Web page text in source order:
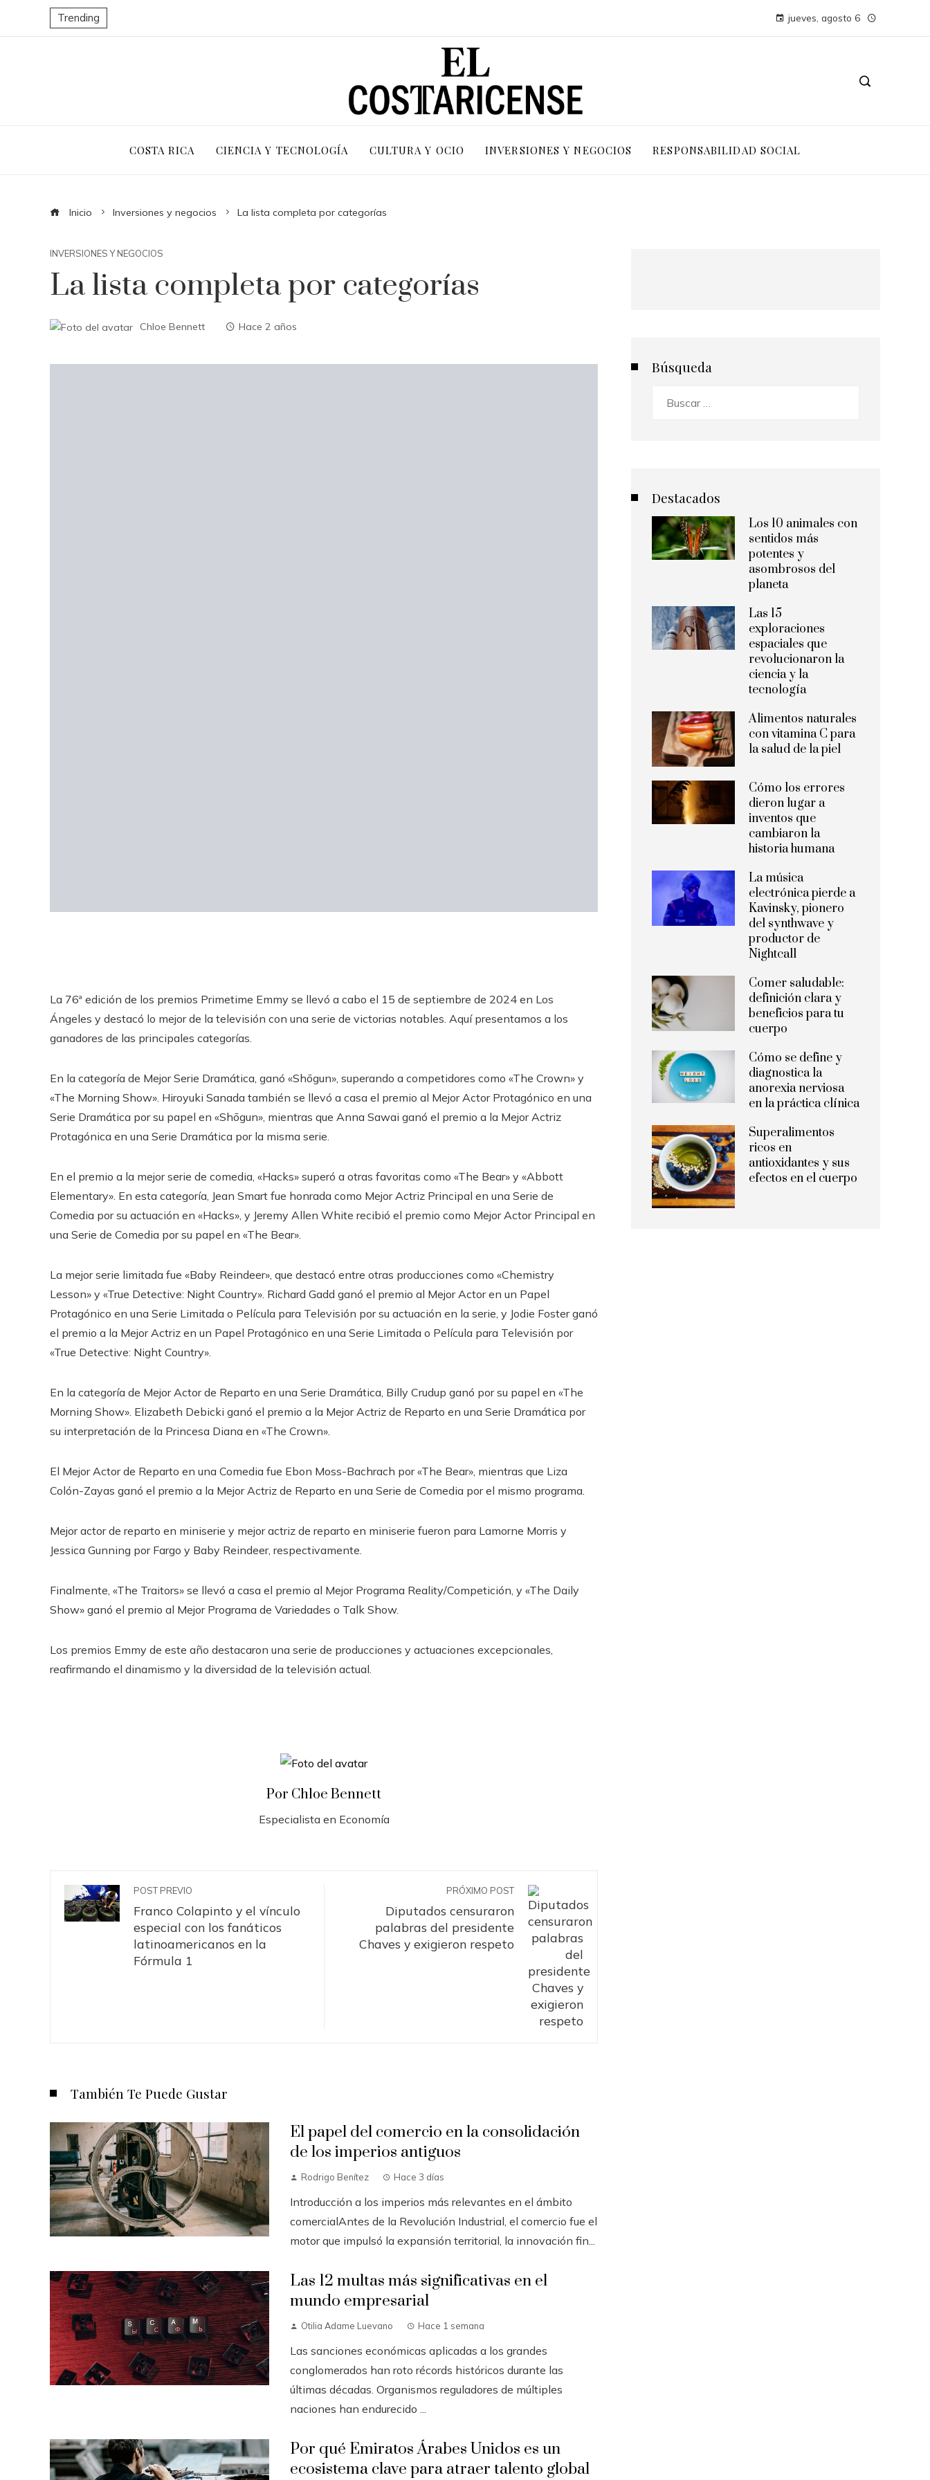
Trending jueves, agosto 6
COSTA RICA CIENCIA Y TECNOLOGÍA CULTURA Y OCIO INVERSIONES Y NEGOCIOS RESPONSABILIDAD SOCIAL
Inicio Inversiones y negocios La lista completa por categorías
INVERSIONES Y NEGOCIOS
La lista completa por categorías
Chloe Bennett Hace 2 años
La 76ª edición de los premios Primetime Emmy se llevó a cabo el 15 de septiembre de 2024 en Los
Ángeles y destacó lo mejor de la televisión con una serie de victorias notables. Aquí presentamos a los
ganadores de las principales categorías.
En la categoría de Mejor Serie Dramática, ganó «Shōgun», superando a competidores como «The Crown» y
«The Morning Show». Hiroyuki Sanada también se llevó a casa el premio al Mejor Actor Protagónico en una
Serie Dramática por su papel en «Shōgun», mientras que Anna Sawai ganó el premio a la Mejor Actriz
Protagónica en una Serie Dramática por la misma serie.
En el premio a la mejor serie de comedia, «Hacks» superó a otras favoritas como «The Bear» y «Abbott
Elementary». En esta categoría, Jean Smart fue honrada como Mejor Actriz Principal en una Serie de
Comedia por su actuación en «Hacks», y Jeremy Allen White recibió el premio como Mejor Actor Principal en
una Serie de Comedia por su papel en «The Bear».
La mejor serie limitada fue «Baby Reindeer», que destacó entre otras producciones como «Chemistry
Lesson» y «True Detective: Night Country». Richard Gadd ganó el premio al Mejor Actor en un Papel
Protagónico en una Serie Limitada o Película para Televisión por su actuación en la serie, y Jodie Foster ganó
el premio a la Mejor Actriz en un Papel Protagónico en una Serie Limitada o Película para Televisión por
«True Detective: Night Country».
En la categoría de Mejor Actor de Reparto en una Serie Dramática, Billy Crudup ganó por su papel en «The
Morning Show». Elizabeth Debicki ganó el premio a la Mejor Actriz de Reparto en una Serie Dramática por
su interpretación de la Princesa Diana en «The Crown».
El Mejor Actor de Reparto en una Comedia fue Ebon Moss-Bachrach por «The Bear», mientras que Liza
Colón-Zayas ganó el premio a la Mejor Actriz de Reparto en una Serie de Comedia por el mismo programa.
Mejor actor de reparto en miniserie y mejor actriz de reparto en miniserie fueron para Lamorne Morris y
Jessica Gunning por Fargo y Baby Reindeer, respectivamente.
Finalmente, «The Traitors» se llevó a casa el premio al Mejor Programa Reality/Competición, y «The Daily
Show» ganó el premio al Mejor Programa de Variedades o Talk Show.
Los premios Emmy de este año destacaron una serie de producciones y actuaciones excepcionales,
reafirmando el dinamismo y la diversidad de la televisión actual.
Por Chloe Bennett
Especialista en Economía
POST PREVIO
Franco Colapinto y el vínculo
especial con los fanáticos
latinoamericanos en la
Fórmula 1
PRÓXIMO POST
Diputados censuraron
palabras del presidente
Chaves y exigieron respeto
También Te Puede Gustar
El papel del comercio en la consolidación
de los imperios antiguos
Rodrigo Benítez Hace 3 días
Introducción a los imperios más relevantes en el ámbito
comercialAntes de la Revolución Industrial, el comercio fue el
motor que impulsó la expansión territorial, la innovación fin...
Las 12 multas más significativas en el
mundo empresarial
Otilia Adame Luevano Hace 1 semana
Las sanciones económicas aplicadas a los grandes
conglomerados han roto récords históricos durante las
últimas décadas. Organismos reguladores de múltiples
naciones han endurecido ...
Por qué Emiratos Árabes Unidos es un
ecosistema clave para atraer talento global
Búsqueda
Destacados
Los 10 animales con
sentidos más
potentes y
asombrosos del
planeta
Las 15
exploraciones
espaciales que
revolucionaron la
ciencia y la
tecnología
Alimentos naturales
con vitamina C para
la salud de la piel
Cómo los errores
dieron lugar a
inventos que
cambiaron la
historia humana
La música
electrónica pierde a
Kavinsky, pionero
del synthwave y
productor de
Nightcall
Comer saludable:
definición clara y
beneficios para tu
cuerpo
Cómo se define y
diagnostica la
anorexia nerviosa
en la práctica clínica
Superalimentos
ricos en
antioxidantes y sus
efectos en el cuerpo